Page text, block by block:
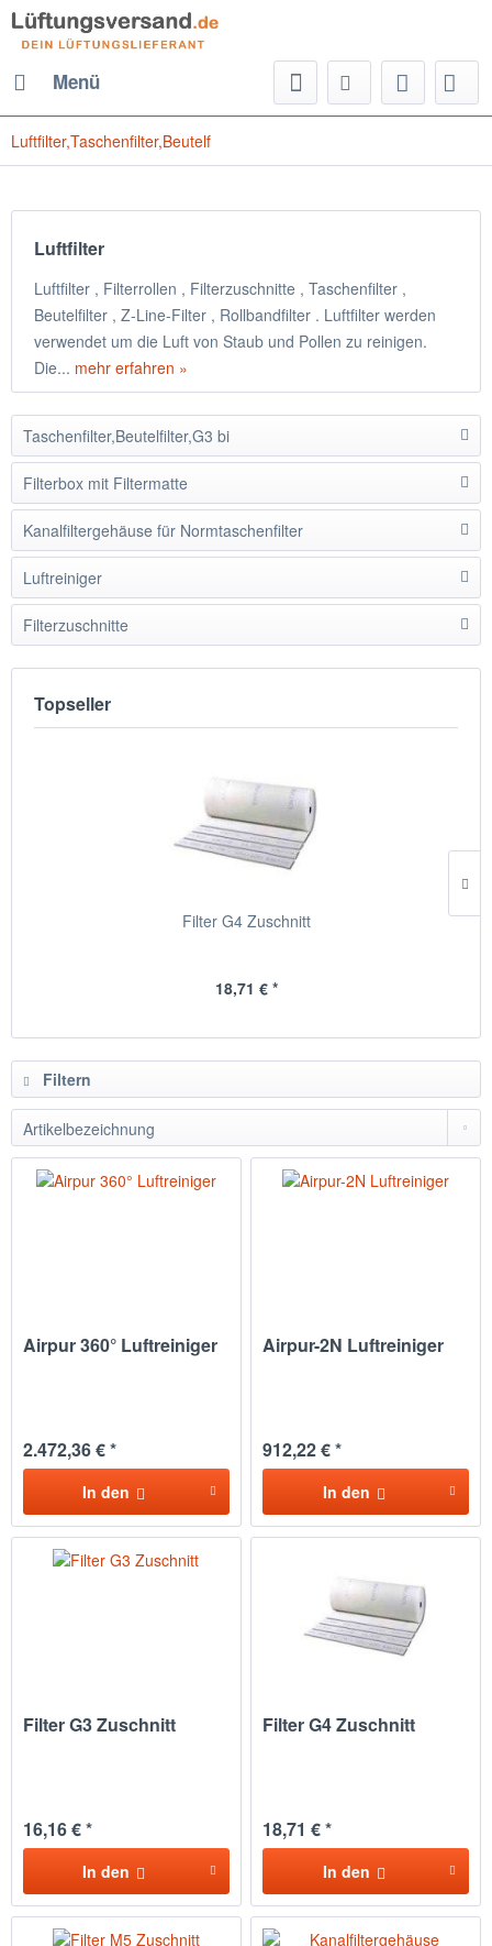
Menü
Luftfilter,Taschenfilter,Beutelf
Luftfilter
Luftfilter , Filterrollen , Filterzuschnitte , Taschenfilter ,
Beutelfilter , Z-Line-Filter , Rollbandfilter . Luftfilter werden
verwendet um die Luft von Staub und Pollen zu reinigen.
Die... mehr erfahren »
Taschenfilter,Beutelfilter,G3 bi
Filterbox mit Filtermatte
Kanalfiltergehäuse für Normtaschenfilter
Luftreiniger
Filterzuschnitte
Topseller
Filter G4 Zuschnitt
18,71 € *
Filtern
Airpur 360° Luftreiniger
2.472,36 € *
In den
Airpur-2N Luftreiniger
912,22 € *
In den
Filter G3 Zuschnitt
16,16 € *
In den
Filter G4 Zuschnitt
18,71 € *
In den